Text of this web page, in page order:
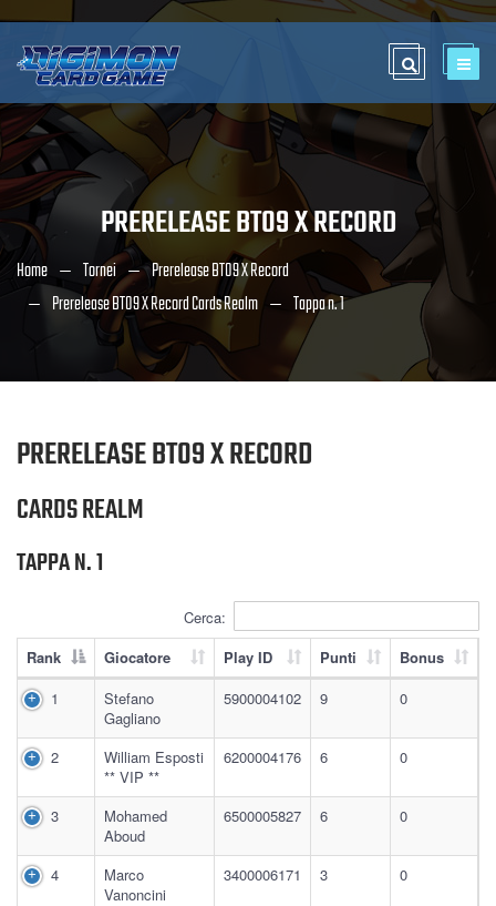
PRERELEASE BT09 X RECORD
Home Tornei
Prerelease BT09 X Record
Prerelease BT09 X Record Cards Realm
Tappa n. 1
PRERELEASE BT09 X RECORD
CARDS REALM
TAPPA N. 1
Cerca:
Rank
Giocatore Play ID Punti
Bonus
1
Stefano
Gagliano
5900004102 9 0
2
William Esposti
** VIP **
6200004176 6 0
3
Mohamed
Aboud
6500005827 6 0
4
Marco
Vanoncini
3400006171 3 0